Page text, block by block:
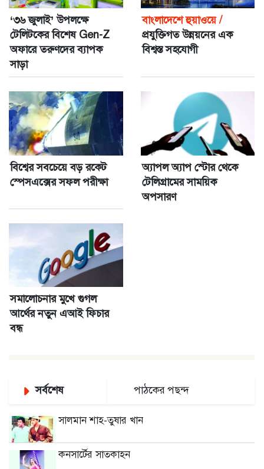
‘৩৬ জুলাই’ উপলক্ষে
টেলিটকের বিশেষ Gen-Z
অফারে তরুণদের ব্যাপক
সাড়া
বাংলাদেশে হুয়াওয়ে /
প্রযুক্তিগত উন্নয়নের এক
বিশ্বস্ত সহযোগী
বিশ্বের সবচেয়ে বড় রকেট
স্পেসএক্সের সফল পরীক্ষা
অ্যাপল অ্যাপ স্টোর থেকে
টেলিগ্রামের সাময়িক
অপসারণ
সমালোচনার মুখে গুগল
আর্থের নতুন এআই ফিচার
বন্ধ
সর্বশেষ পাঠকের পছন্দ
সালমান শাহ-তুষার খান
কনসার্টের সাতকাহন